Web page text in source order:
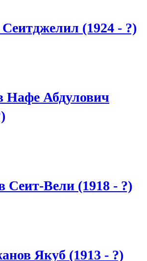
(1924 - ?)
Нафе Абдулович
Сеит-Вели (1918 - ?)
Якуб (1913 - ?)